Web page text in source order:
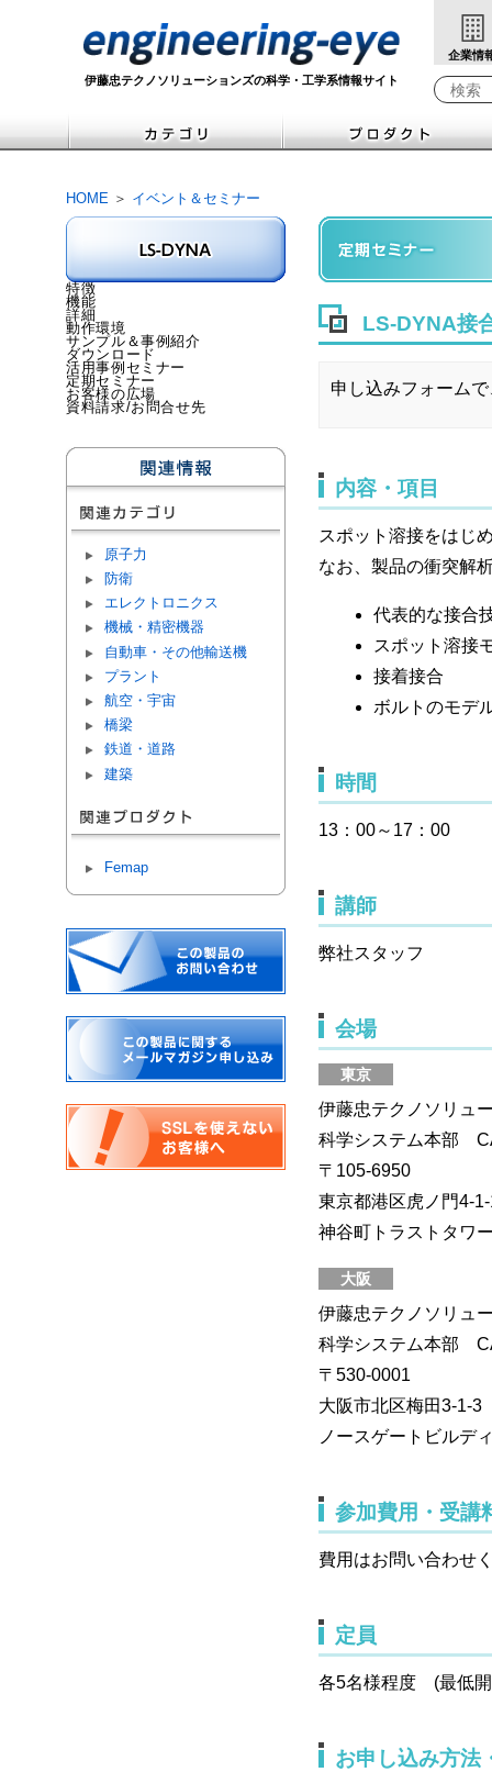
伊藤忠テクノソリューションズの科学・工学系情報サイト
企業情
Write
HOME ＞ イベント＆セミナー
特徴
機能
詳細
動作環境
サンプル＆事例紹介
ダウンロード
活用事例セミナー
定期セミナー
お客様の広場
資料請求/お問合せ先
原子力
防衛
エレクトロニクス
機械・精密機器
自動車・その他輸送機
プラント
航空・宇宙
橋梁
鉄道・道路
建築
Femap
LS-DYNA接
申し込みフォーム
内容・項目
スポット溶接をはじ
なお、製品の衝突解
代表的な接合
スポット溶接
接着接合
ボルトのモデ
時間
13：00～17：00
講師
弊社スタッフ
会場
東京
伊藤忠テクノソリュ
科学システム本部
〒105-6950
東京都港区虎ノ門4-
神谷町トラストタワ
大阪
伊藤忠テクノソリュ
科学システム本部
〒530-0001
大阪市北区梅田3-1-3
ノースゲートビルデ
参加費用・受講
費用はお問い合わせ
定員
各5名様程度 (最低
お申し込み方法